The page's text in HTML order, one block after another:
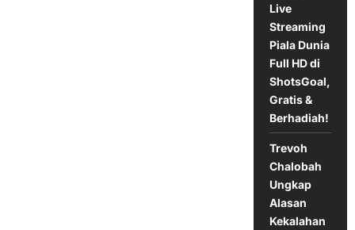
Live
Streaming
Piala Dunia
Full HD di
ShotsGoal,
Gratis &
Berhadiah!
Trevoh
Chalobah
Ungkap
Alasan
Kekalahan